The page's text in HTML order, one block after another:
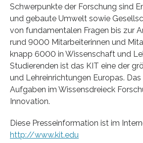
Schwerpunkte der Forschung sind
und gebaute Umwelt sowie
von fundamentalen Fragen bis zur
rund 9000 Mitarbeiterinnen und
knapp 6000 in Wissenschaft und
Studierenden ist das KIT eine der
und Lehreinrichtungen Europas.
Aufgaben im Wissensdreieck
Innovation.
Diese Presseinformation ist im
http://www.kit.edu